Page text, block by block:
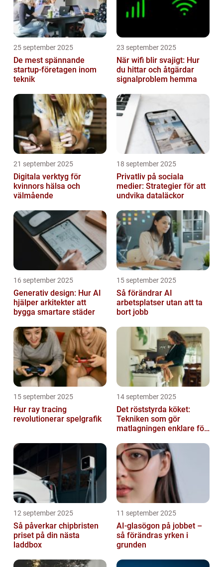
25 september 2025
De mest spännande
startup-företagen inom
teknik
23 september 2025
När wifi blir svajigt: Hur
du hittar och åtgärdar
signalproblem hemma
21 september 2025
Digitala verktyg för
kvinnors hälsa och
välmående
18 september 2025
Privatliv på sociala
medier: Strategier för att
undvika dataläckor
16 september 2025
Generativ design: Hur AI
hjälper arkitekter att
bygga smartare städer
15 september 2025
Så förändrar AI
arbetsplatser utan att ta
bort jobb
15 september 2025
Hur ray tracing
revolutionerar spelgrafik
14 september 2025
Det röststyrda köket:
Tekniken som gör
matlagningen enklare för
12 september 2025
Så påverkar chipbristen
priset på din nästa
laddbox
11 september 2025
AI-glasögon på jobbet –
så förändras yrken i
grunden